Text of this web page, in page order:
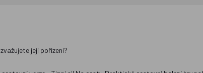
její pořízení?